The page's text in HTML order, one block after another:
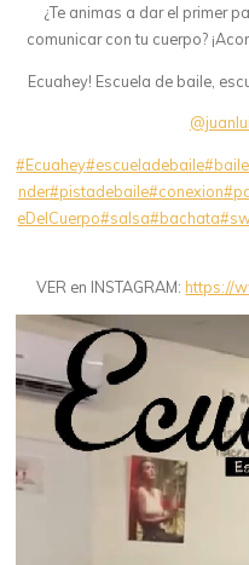
¿Te animas a dar el primer
comunicar con tu cuerpo?
Ecuahey! Escuela de baile,
#Ecuahey#escueladebaile
nder#pistadebaile#conexion
eDelCuerpo#salsa#bachata
VER en INSTAGRAM: https://